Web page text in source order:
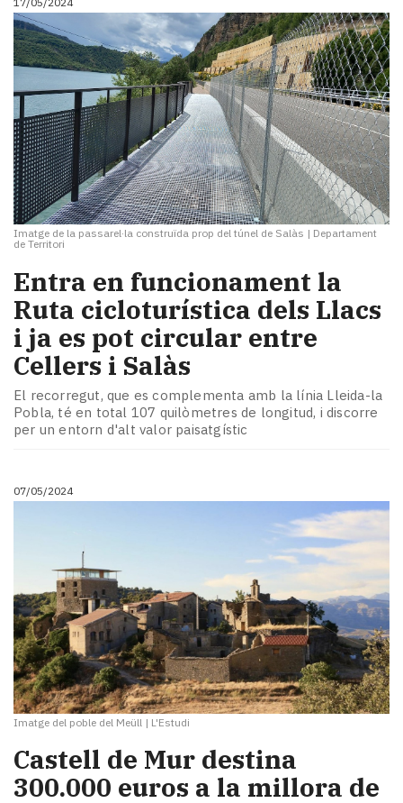
Imatge de la passarel·la construïda prop del túnel de Salàs | Departament
de Territori
Entra en funcionament la
Ruta cicloturística dels Llacs
i ja es pot circular entre
Cellers i Salàs
El recorregut, que es complementa amb la línia Lleida-la
Pobla, té en total 107 quilòmetres de longitud, i discorre
per un entorn d'alt valor paisatgístic
07/05/2024
Imatge del poble del Meüll | L'Estudi
Castell de Mur destina
300.000 euros a la millora de